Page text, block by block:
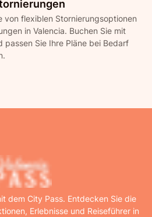
von flexiblen Stornierungsoptionen
in Valencia. Buchen Sie mit
passen Sie Ihre Pläne bei Bedarf
dem City Pass. Entdecken Sie die
Erlebnisse und Reiseführer in